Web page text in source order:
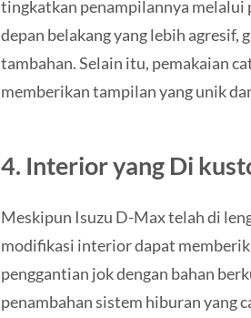
tingkatkan penampilannya melalui
depan belakang yang lebih agresif,
tambahan. Selain itu, pemakaian
memberikan tampilan yang unik
4. Interior yang Di
Meskipun Isuzu D-Max telah di
modifikasi interior dapat
penggantian jok dengan bahan
penambahan sistem hiburan yang